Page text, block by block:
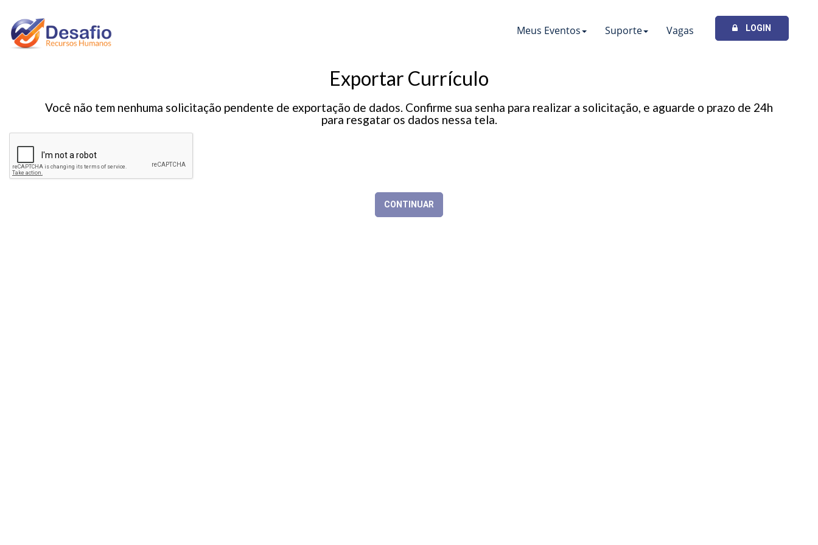
Meus Eventos Suporte Vagas LOGIN
Exportar Currículo
Você não tem nenhuma solicitação pendente de exportação de dados. Confirme sua senha para realizar a solicitação, e aguarde o prazo de 24h
para resgatar os dados nessa tela.